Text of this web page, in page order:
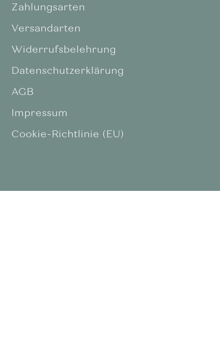
Zahlungsarten
Versandarten
Widerrufsbelehrung
Datenschutzerklärung
AGB
Impressum
Cookie-Richtlinie (EU)